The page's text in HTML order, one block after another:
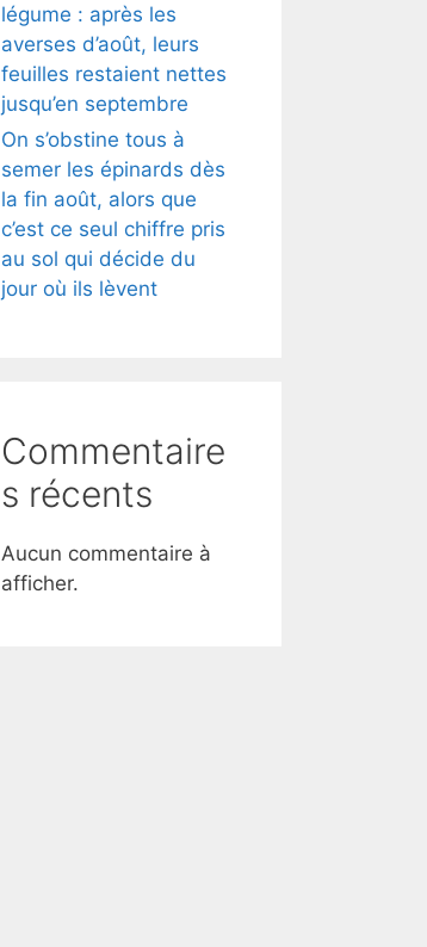
légume : après les
averses d’août, leurs
feuilles restaient nettes
jusqu’en septembre
On s’obstine tous à
semer les épinards dès
la fin août, alors que
c’est ce seul chiffre pris
au sol qui décide du
jour où ils lèvent
Commentaire
s récents
Aucun commentaire à
afficher.